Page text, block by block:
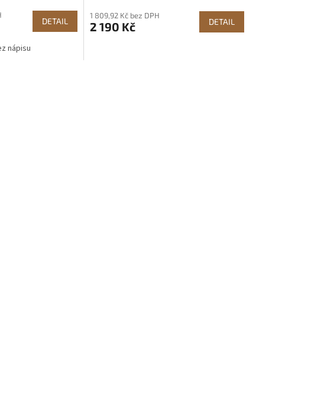
DETAIL
nápisu
1 809,92 Kč bez DPH
2 190 Kč DETAIL